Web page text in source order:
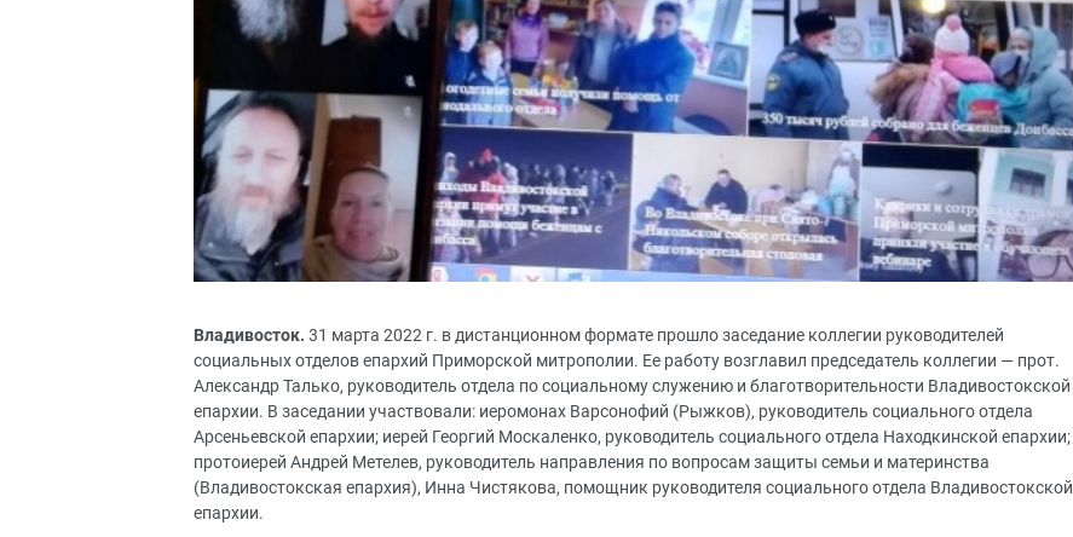
Владивосток. 31 марта 2022 г. в дистанционном формате прошло заседание коллегии руководителей
социальных отделов епархий Приморской митрополии. Ее работу возглавил председатель коллегии — прот.
Александр Талько, руководитель отдела по социальному служению и благотворительности Владивостокской
епархии. В заседании участвовали: иеромонах Варсонофий (Рыжков), руководитель социального отдела
Арсеньевской епархии; иерей Георгий Москаленко, руководитель социального отдела Находкинской епархии;
протоиерей Андрей Метелев, руководитель направления по вопросам защиты семьи и материнства
(Владивостокская епархия), Инна Чистякова, помощник руководителя социального отдела Владивостокской
епархии.